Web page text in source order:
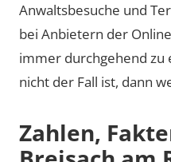
Anwaltsbesuche und
bei Anbietern der
immer durchgehend zu
nicht der Fall ist, dann
Zahlen,